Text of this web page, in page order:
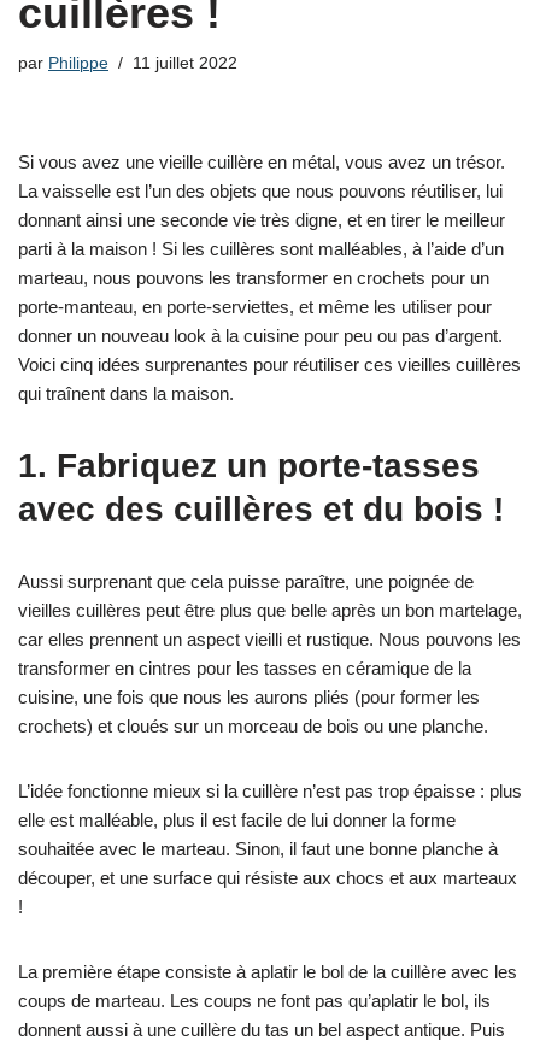
cuillères !
par Philippe 11 juillet 2022
Si vous avez une vieille cuillère en métal, vous avez un trésor.
La vaisselle est l’un des objets que nous pouvons réutiliser, lui
donnant ainsi une seconde vie très digne, et en tirer le meilleur
parti à la maison ! Si les cuillères sont malléables, à l’aide d’un
marteau, nous pouvons les transformer en crochets pour un
porte-manteau, en porte-serviettes, et même les utiliser pour
donner un nouveau look à la cuisine pour peu ou pas d’argent.
Voici cinq idées surprenantes pour réutiliser ces vieilles cuillères
qui traînent dans la maison.
1. Fabriquez un porte-tasses
avec des cuillères et du bois !
Aussi surprenant que cela puisse paraître, une poignée de
vieilles cuillères peut être plus que belle après un bon martelage,
car elles prennent un aspect vieilli et rustique. Nous pouvons les
transformer en cintres pour les tasses en céramique de la
cuisine, une fois que nous les aurons pliés (pour former les
crochets) et cloués sur un morceau de bois ou une planche.
L’idée fonctionne mieux si la cuillère n’est pas trop épaisse : plus
elle est malléable, plus il est facile de lui donner la forme
souhaitée avec le marteau. Sinon, il faut une bonne planche à
découper, et une surface qui résiste aux chocs et aux marteaux
!
La première étape consiste à aplatir le bol de la cuillère avec les
coups de marteau. Les coups ne font pas qu’aplatir le bol, ils
donnent aussi à une cuillère du tas un bel aspect antique. Puis